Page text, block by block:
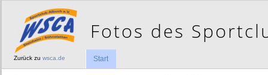
Zurück zu wsca.de Start